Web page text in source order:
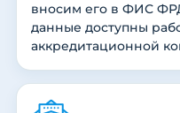
вносим его в ФИС
данные доступны
аккредитационной